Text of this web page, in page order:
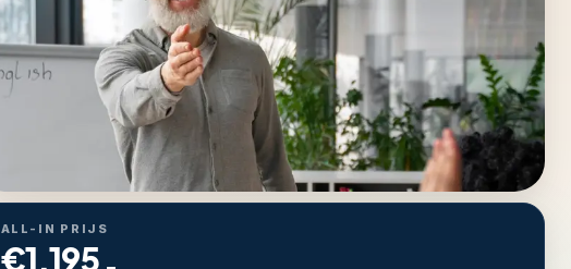
ALL-IN PRIJS
€1.195